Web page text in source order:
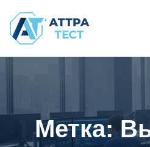
Метка: